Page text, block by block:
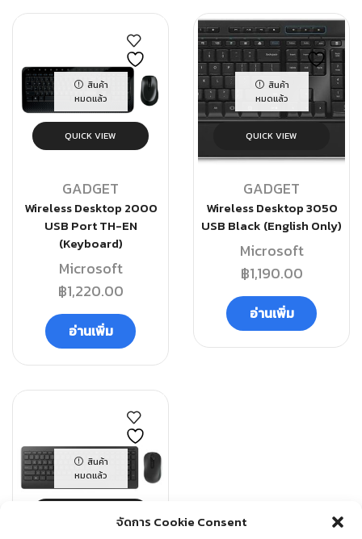
จัดการ Cookie Consent
สินค้า
หมดแล้ว
QUICK VIEW
GADGET
Wireless Desktop 2000
USB Port TH-EN
(Keyboard)
Microsoft
฿1,220.00
อ่านเพิ่ม
สินค้า
หมดแล้ว
QUICK VIEW
GADGET
Wireless Desktop 3050
USB Black (English Only)
Microsoft
฿1,190.00
อ่านเพิ่ม
สินค้า
หมดแล้ว